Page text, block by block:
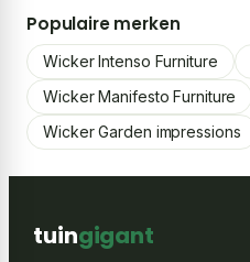
Populaire merken
Wicker Intenso Furniture
Wicker Manifesto Furniture
Wicker Garden impressions
tuingigant